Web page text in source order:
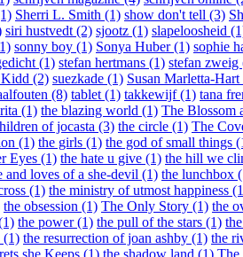
Sherri L. Smith (1) show don't tell (3)
siri hustvedt (2) sjootz (1) slapeloosheid
sonny boy (1) Sonya Huber (1) sophie
(1) stefan hertmans (1) stefan zweig
(2) suezkade (1) Susan Marletta-Hart
(8) tablet (1) takkewijf (1) tana
(1) the blazing world (1) The Blossom
of jocasta (3) the circle (1) The
(1) the girls (1) the god of small things
Eyes (1) the hate u give (1) the hill we
and loves of a she-devil (1) the lunchbox
(1) the ministry of utmost happiness
the obsession (1) The Only Story (1) the
the power (1) the pull of the stars (1)
(1) the resurrection of joan ashby (1) the
she Keeps (1) the shadow land (1) The